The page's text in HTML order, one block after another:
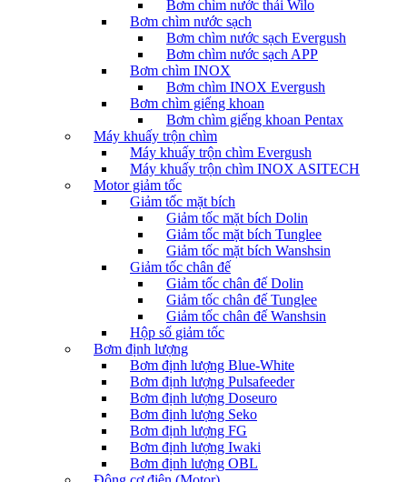
Bơm chìm nước thải Wilo
Bơm chìm nước sạch
Bơm chìm nước sạch Evergush
Bơm chìm nước sạch APP
Bơm chìm INOX
Bơm chìm INOX Evergush
Bơm chìm giếng khoan
Bơm chìm giếng khoan Pentax
Máy khuấy trộn chìm
Máy khuấy trộn chìm Evergush
Máy khuấy trộn chìm INOX ASITECH
Motor giảm tốc
Giảm tốc mặt bích
Giảm tốc mặt bích Dolin
Giảm tốc mặt bích Tunglee
Giảm tốc mặt bích Wanshsin
Giảm tốc chân đế
Giảm tốc chân đế Dolin
Giảm tốc chân đế Tunglee
Giảm tốc chân đế Wanshsin
Hộp số giảm tốc
Bơm định lượng
Bơm định lượng Blue-White
Bơm định lượng Pulsafeeder
Bơm định lượng Doseuro
Bơm định lượng Seko
Bơm định lượng FG
Bơm định lượng Iwaki
Bơm định lượng OBL